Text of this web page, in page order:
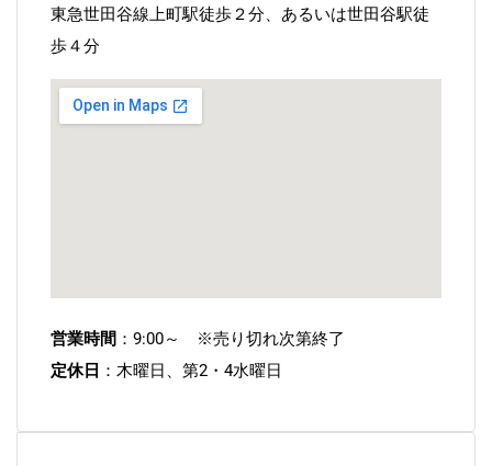
東急世田谷線上町駅徒歩２分、あるいは世田谷駅徒
歩４分
営業時間 ：9:00～ ※売り切れ次第終了
定休日 ：木曜日、第2・4水曜日